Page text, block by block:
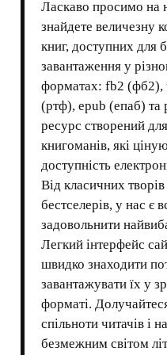
Ласкаво просимо на
знайдете величезну
книг, доступних для
завантаження у
форматах: fb2 (фб2),
(ртф), epub (епаб)
ресурс створений
книгоманів, які
доступність
Від класичних
бестселерів, у нас є
задовольнити
Легкий інтерфейс
швидко знаходити
завантажувати їх у
форматі.
спільноти читачів і
безмежним світом